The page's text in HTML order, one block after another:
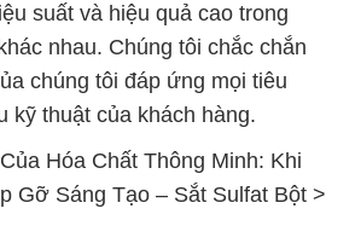
suất và hiệu quả cao trong
nhau. Chúng tôi chắc chắn
chúng tôi đáp ứng mọi tiêu
kỹ thuật của khách hàng.
Hóa Chất Thông Minh: Khi
Gỡ Sáng Tạo – Sắt Sulfat Bột >